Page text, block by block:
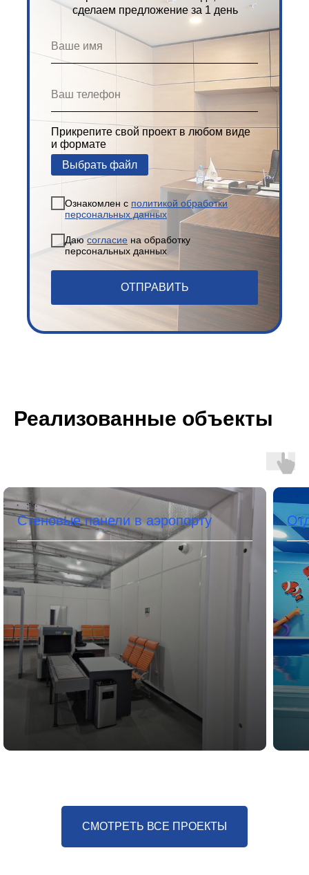
Прикрепите свой проект в любом виде
и формате
Выбрать файл
Ознакомлен с политикой обработки
персональных данных
Даюсогласие на обработку
персональных данных
ОТПРАВИТЬ
сделаем предложение за 1 день
Реализованные объекты
Стеновые панели в аэропорту
СМОТРЕТЬ ВСЕ ПРОЕКТЫ